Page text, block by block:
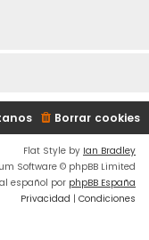
Borrar cookies
Flat Style by Ian Bradley
Software © phpBB Limited
español por phpBB España
Privacidad | Condiciones